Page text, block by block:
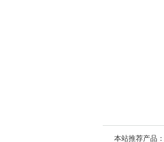
本站推荐产品：